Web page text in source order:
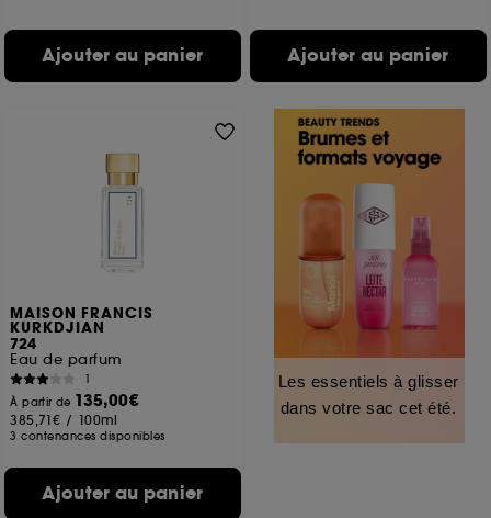
Ajouter au panier Ajouter au panier
MAISON FRANCIS
KURKDJIAN
724
Eau de parfum
1
À partir de 135,00€
385,71€ / 100ml
3 contenances disponibles
Ajouter au panier
Les essentiels à glisser
dans votre sac cet été.